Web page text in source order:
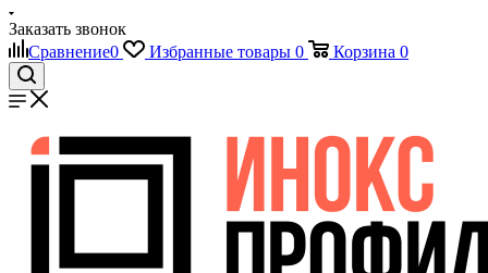
Заказать звонок
Сравнение0 Избранные товары 0 Корзина 0